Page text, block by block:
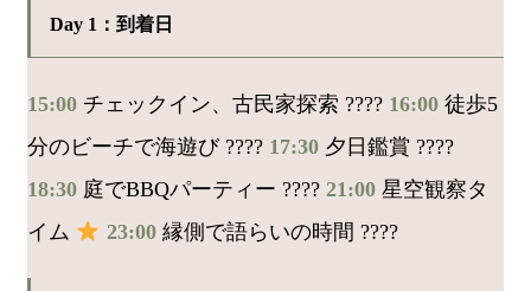
Day 1：到着日
15:00 チェックイン、古民家探索 ???? 16:00 徒歩5
分のビーチで海遊び ????️ 17:30 夕日鑑賞 ????
18:30 庭でBBQパーティー ???? 21:00 星空観察タ
イム
23:00縁側で語らいの時間 ????